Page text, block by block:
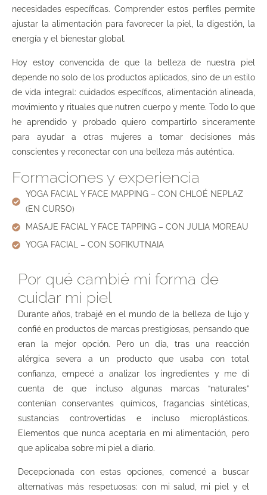
Por qué cambié mi forma de
cuidar mi piel
Durante años, trabajé en el mundo de la belleza de lujo y
confié en productos de marcas prestigiosas, pensando que
eran la mejor opción. Pero un día, tras una reacción
alérgica severa a un producto que usaba con total
confianza, empecé a analizar los ingredientes y me di
cuenta de que incluso algunas marcas “naturales”
contenían conservantes químicos, fragancias sintéticas,
sustancias controvertidas e incluso microplásticos.
Elementos que nunca aceptaría en mi alimentación, pero
que aplicaba sobre mi piel a diario.
Decepcionada con estas opciones, comencé a buscar
alternativas más respetuosas: con mi salud, mi piel y el
necesidades específicas. Comprender estos perfiles permite
ajustar la alimentación para favorecer la piel, la digestión, la
energía y el bienestar global.
Hoy estoy convencida de que la belleza de nuestra piel
depende no solo de los productos aplicados, sino de un estilo
de vida integral: cuidados específicos, alimentación alineada,
movimiento y rituales que nutren cuerpo y mente. Todo lo que
he aprendido y probado quiero compartirlo sinceramente
para ayudar a otras mujeres a tomar decisiones más
conscientes y reconectar con una belleza más auténtica.
Formaciones y experiencia
YOGA FACIAL Y FACE MAPPING – CON CHLOÉ NEPLAZ
(EN CURSO)
MASAJE FACIAL Y FACE TAPPING – CON JULIA MOREAU
YOGA FACIAL – CON SOFIKUTNAIA